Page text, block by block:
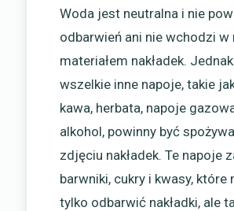
Woda jest neutralna i nie
odbarwień ani nie wchodzi w
materiałem nakładek.
wszelkie inne napoje, takie
kawa, herbata, napoje
alkohol, powinny być
zdjęciu nakładek. Te napoje
barwniki, cukry i kwasy, które
tylko odbarwić nakładki, ale